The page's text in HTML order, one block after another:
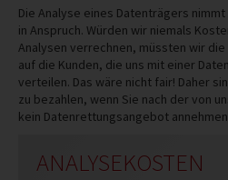
Die Analyse eines Datenträgers
in Anspruch. Würden wir niemals
Analysen verrechnen, müssten wir
auf die Kunden, die uns mit einer
verteilen. Das wäre nicht fair! Daher
zu bezahlen, wenn Sie nach der von
kein Datenrettungsangebot
ANALYSEKOSTEN